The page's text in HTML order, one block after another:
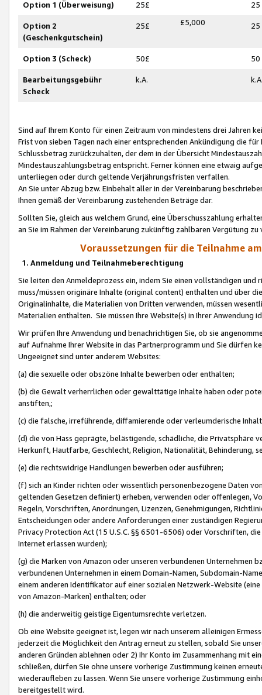
Option 1 (Überweisung) 25£ 25
Option 2
(Geschenkgutschein)
25£ £5,000 25
Option 3 (Scheck) 50£ 50
Bearbeitungsgebühr
Scheck
k.A.
Sind auf Ihrem Konto für einen Zeitraum von mindestens drei Jahren
Frist von sieben Tagen nach einer entsprechenden Ankündigung die
Schlussbetrag zurückzuhalten, der dem in der Übersicht
Mindestauszahlungsbetrag entspricht. Ferner können eine etwaig
unterliegen oder durch geltende Verjährungsfristen verfallen.
An Sie unter Abzug bzw. Einbehalt aller in der Vereinbarung
Ihnen gemäß der Vereinbarung zustehenden Beträge dar.
Sollten Sie, gleich aus welchem Grund, eine Überschusszahlung
an Sie im Rahmen der Vereinbarung zukünftig zahlbaren Vergütung zu
Voraussetzungen für die Teilnahme
1. Anmeldung und Teilnahmeberechtigung
Sie leiten den Anmeldeprozess ein, indem Sie einen vollständigen
muss/müssen originäre Inhalte (original content) enthalten und über
Originalinhalte, die Materialien von Dritten verwenden, müssen
Materialien enthalten. Sie müssen Ihre Website(s) in Ihrer Anwendung
Wir prüfen Ihre Anwendung und benachrichtigen Sie, ob sie
auf Aufnahme Ihrer Website in das Partnerprogramm und Sie dürfen
Ungeeignet sind unter anderem Websites:
(a) die sexuelle oder obszöne Inhalte bewerben oder enthalten;
(b) die Gewalt verherrlichen oder gewalttätige Inhalte haben oder
anstiften,;
(c) die falsche, irreführende, diffamierende oder verleumderische
(d) die von Hass geprägte, belästigende, schädliche, die Privatsphäre
Herkunft, Hautfarbe, Geschlecht, Religion, Nationalität, Behinderung,
(e) die rechtswidrige Handlungen bewerben oder ausführen;
(f) sich an Kinder richten oder wissentlich personenbezogene Daten
geltenden Gesetzen definiert) erheben, verwenden oder offenlegen,
Regeln, Vorschriften, Anordnungen, Lizenzen, Genehmigungen,
Entscheidungen oder andere Anforderungen einer zuständigen
Privacy Protection Act (15 U.S.C. §§ 6501-6506) oder Vorschriften,
Internet erlassen wurden);
(g) die Marken von Amazon oder unseren verbundenen Unternehmen
verbundenen Unternehmen in einem Domain-Namen, Subdomain-
einem anderen Identifikator auf einer sozialen Netzwerk-Website
von Amazon-Marken) enthalten; oder
(h) die anderweitig geistige Eigentumsrechte verletzen.
Ob eine Website geeignet ist, legen wir nach unserem alleinigen
jederzeit die Möglichkeit den Antrag erneut zu stellen, sobald Sie
anderen Gründen ablehnen oder 2) Ihr Konto im Zusammenhang mit
schließen, dürfen Sie ohne unsere vorherige Zustimmung keinen
wiederaufleben zu lassen. Wenn Sie unsere vorherige Zustimmung
bereitgestellt wird.